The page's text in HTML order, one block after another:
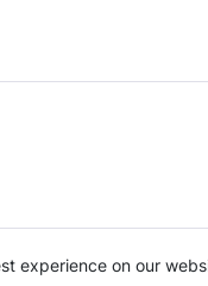
experience on our